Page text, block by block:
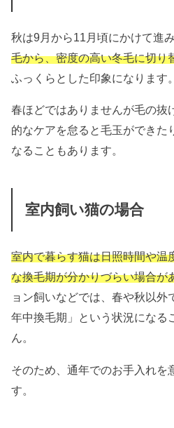
秋は9月から11月頃にかけて進
毛から、密度の高い冬毛に切り
ふっくらとした印象になります。
春ほどではありませんが毛の抜
的なケアを怠ると毛玉ができた
なることもあります。
室内飼い猫の場合
室内で暮らす猫は日照時間や温
な換毛期が分かりづらい場合が
ョン飼いなどでは、春や秋以外
年中換毛期」という状況になる
ん。
そのため、通年でのお手入れを
す。